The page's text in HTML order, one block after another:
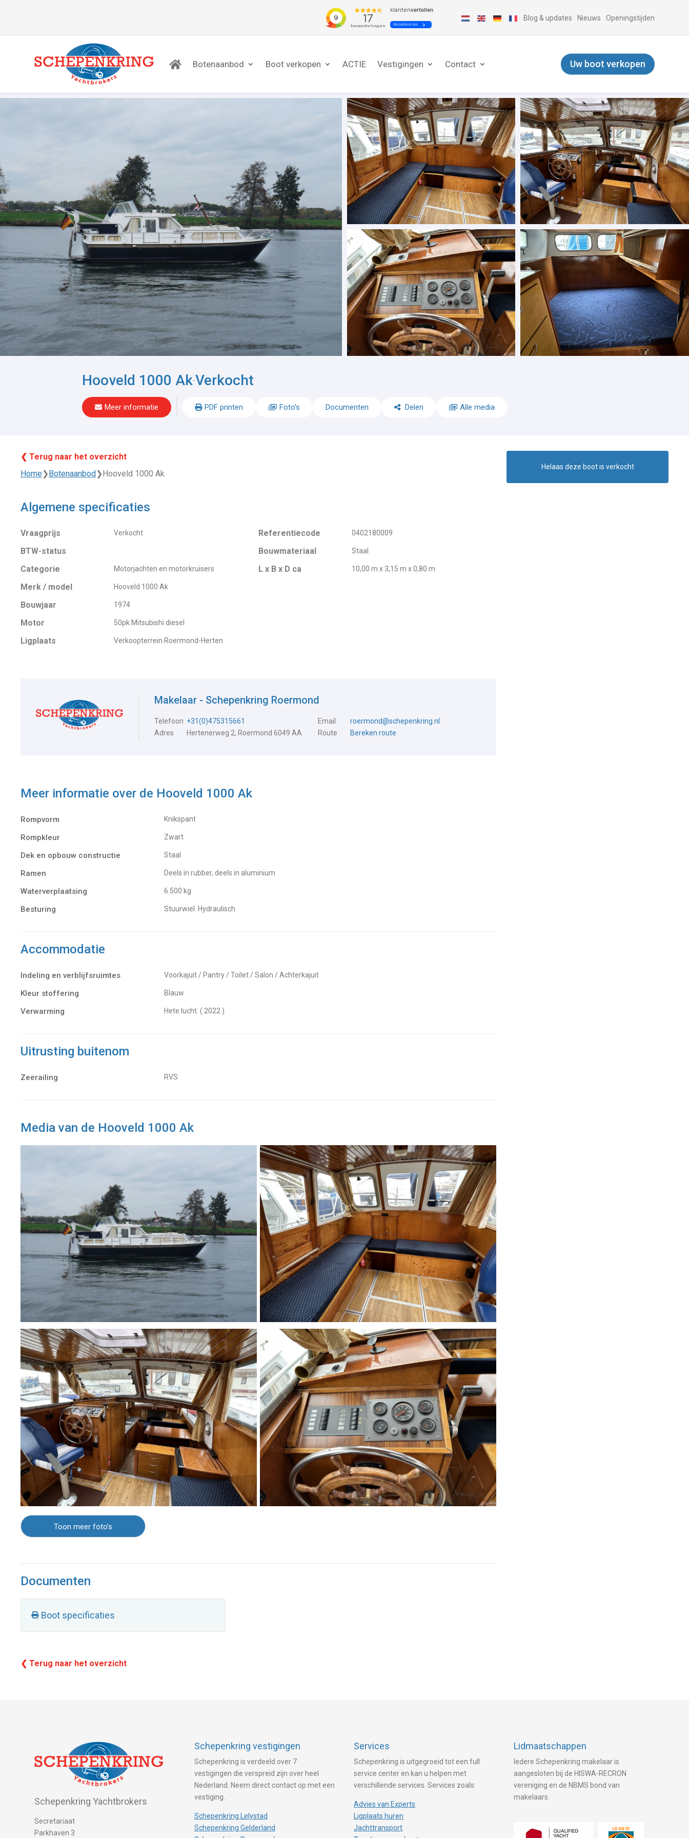
Blog & updates Nieuws Openingstijden
Botenaanbod Boot verkopen ACTIE Vestigingen Contact Uw boot verkopen
Hooveld 1000 Ak-Verkocht
Meer informatie PDF printen Foto's Documenten Delen Alle media
❮ Terug naar het overzicht
Home❯Botenaanbod❯Hooveld 1000 Ak
Algemene specificaties
Vraagprijs Verkocht
BTW-status
Categorie
Motorjachten en motorkruisers
Merk / model Hooveld 1000 Ak
Bouwjaar 1974
Motor 50pk Mitsubishi diesel
Ligplaats Verkoopterrein Roermond-Herten
Referentiecode 0402180009
Bouwmateriaal Staal
L x B x D ca 10,00 m x 3,15 m x 0,80 m
Makelaar - Schepenkring Roermond
Telefoon +31(0)475315661 Email
roermond@schepenkring.nl
Adres
Hertenerweg 2, Roermond 6049 AA Route Bereken route
Meer informatie over de Hooveld 1000 Ak
Rompvorm Knikspant
Rompkleur Zwart
Dek en opbouw constructie Staal
Ramen Deels in rubber, deels in aluminium
Waterverplaatsing 6.500 kg
Besturing Stuurwiel. Hydraulisch
Accommodatie
Indeling en verblijfsruimtes Voorkajuit / Pantry / Toilet / Salon / Achterkajuit
Kleur stoffering Blauw
Verwarming hete lucht. ( 2022 )
Uitrusting buitenom
Zeerailing RVS
Media van de Hooveld 1000 Ak
Toon meer foto's
Documenten
Boot specificaties
❮ Terug naar het overzicht
Helaas deze boot is verkocht
Schepenkring Yachtbrokers
Secretariaat
Parkhaven 3
Schepenkring vestigingen
Schepenkring is verdeeld over 7
vestigingen die verspreid zijn over heel
Nederland. Neem direct contact op met een
vestiging.
Schepenkring Lelystad
Schepenkring Gelderland
Services
Schepenkring is uitgegroeid tot een full
service center en kan u helpen met
verschillende services. Services zoals:
Advies van Experts
Ligplaats huren
Jachttransport
Lidmaatschappen
Iedere Schepenkring makelaar is
aangesloten bij de HISWA-RECRON
vereniging en de NBMS bond van
makelaars.